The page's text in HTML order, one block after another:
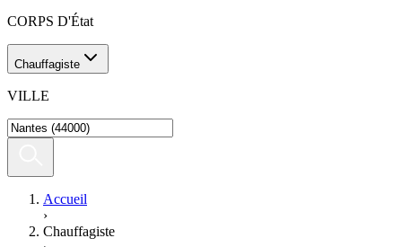
CORPS D'État
Chauffagiste
VILLE
Accueil
›
Chauffagiste